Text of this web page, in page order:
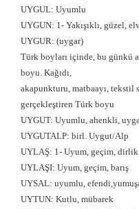
UYGUL: Uyumlu
UYGUN: 1- Yakışıklı, güzel,
UYGUR: (uygar)
Türk boyları içinde, bu günkü
boyu. Kağıdı,
akapunkturu, matbaayı,
gerçekleştiren Türk boyu
UYGUT: Uyumlu, ahenkli,
UYGUTALP: birl. Uygut/Alp
UYLAŞ: 1- Uyum, geçim,
UYLAŞI: Uyum, geçim, barış
UYSAL: uyumlu,
UYTUN: Kutlu, mübarek